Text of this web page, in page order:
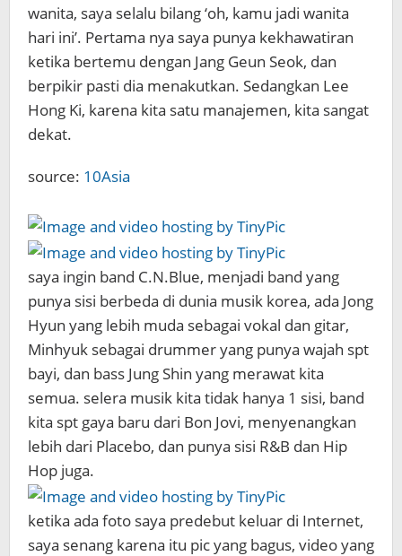
wanita, saya selalu bilang ‘oh, kamu jadi wanita
hari ini’. Pertama nya saya punya kekhawatiran
ketika bertemu dengan Jang Geun Seok, dan
berpikir pasti dia menakutkan. Sedangkan Lee
Hong Ki, karena kita satu manajemen, kita sangat
dekat.
source: 10Asia
saya ingin band C.N.Blue, menjadi band yang
punya sisi berbeda di dunia musik korea, ada Jong
Hyun yang lebih muda sebagai vokal dan gitar,
Minhyuk sebagai drummer yang punya wajah spt
bayi, dan bass Jung Shin yang merawat kita
semua. selera musik kita tidak hanya 1 sisi, band
kita spt gaya baru dari Bon Jovi, menyenangkan
lebih dari Placebo, dan punya sisi R&B dan Hip
Hop juga.
ketika ada foto saya predebut keluar di Internet,
saya senang karena itu pic yang bagus, video yang